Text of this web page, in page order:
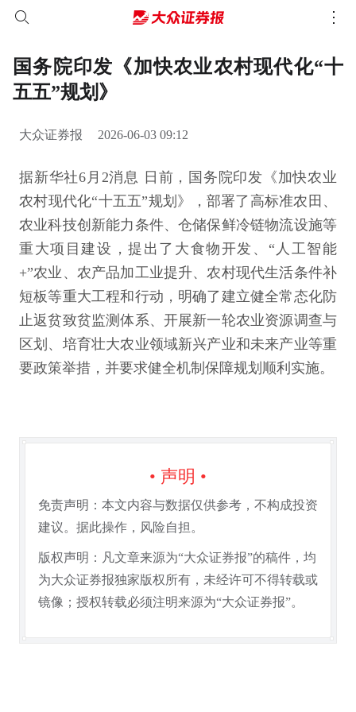
国务院印发《加快农业农村现代化“十
五五”规划》
大众证券报 2026-06-03 09:12
据新华社6月2消息 日前，国务院印发《加快农业
农村现代化“十五五”规划》，部署了高标准农田、
农业科技创新能力条件、仓储保鲜冷链物流设施等
重大项目建设，提出了大食物开发、“人工智能
+”农业、农产品加工业提升、农村现代生活条件补
短板等重大工程和行动，明确了建立健全常态化防
止返贫致贫监测体系、开展新一轮农业资源调查与
区划、培育壮大农业领域新兴产业和未来产业等重
要政策举措，并要求健全机制保障规划顺利实施。
• 声明 •
免责声明：本文内容与数据仅供参考，不构成投资
建议。据此操作，风险自担。
版权声明：凡文章来源为“大众证券报”的稿件，均
为大众证券报独家版权所有，未经许可不得转载或
镜像；授权转载必须注明来源为“大众证券报”。